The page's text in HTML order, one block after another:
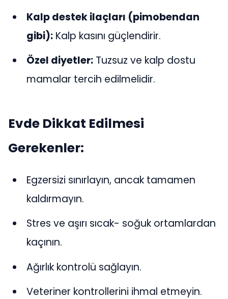
Kalp destek ilaçları (pimobendan
gibi): Kalp kasını güçlendirir.
Özel diyetler: Tuzsuz ve kalp dostu
mamalar tercih edilmelidir.
Evde Dikkat Edilmesi
Gerekenler:
Egzersizi sınırlayın, ancak tamamen
kaldırmayın.
Stres ve aşırı sıcak- soğuk ortamlardan
kaçının.
Ağırlık kontrolü sağlayın.
Veteriner kontrollerini ihmal etmeyin.